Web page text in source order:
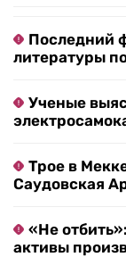
Последний
литературы
Ученые
Трое в
Саудовская
«Не
активы